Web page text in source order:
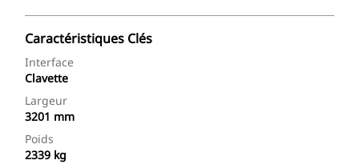
Caractéristiques Clés
Interface
Clavette
Largeur
3201 mm
Poids
2339 kg